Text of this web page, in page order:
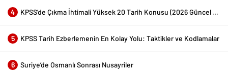
4 KPSS’de Çıkma İhtimali Yüksek 20 Tarih Konusu (2026 Güncel Liste)
5 KPSS Tarih Ezberlemenin En Kolay Yolu: Taktikler ve Kodlamalar
6 Suriye’de Osmanlı Sonrası Nusayriler